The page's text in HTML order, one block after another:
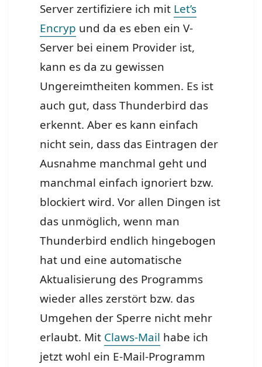
Server zertifiziere ich mit Let’s
Encryp und da es eben ein V-
Server bei einem Provider ist,
kann es da zu gewissen
Ungereimtheiten kommen. Es ist
auch gut, dass Thunderbird das
erkennt. Aber es kann einfach
nicht sein, dass das Eintragen der
Ausnahme manchmal geht und
manchmal einfach ignoriert bzw.
blockiert wird. Vor allen Dingen ist
das unmöglich, wenn man
Thunderbird endlich hingebogen
hat und eine automatische
Aktualisierung des Programms
wieder alles zerstört bzw. das
Umgehen der Sperre nicht mehr
erlaubt. Mit Claws-Mail habe ich
jetzt wohl ein E-Mail-Programm